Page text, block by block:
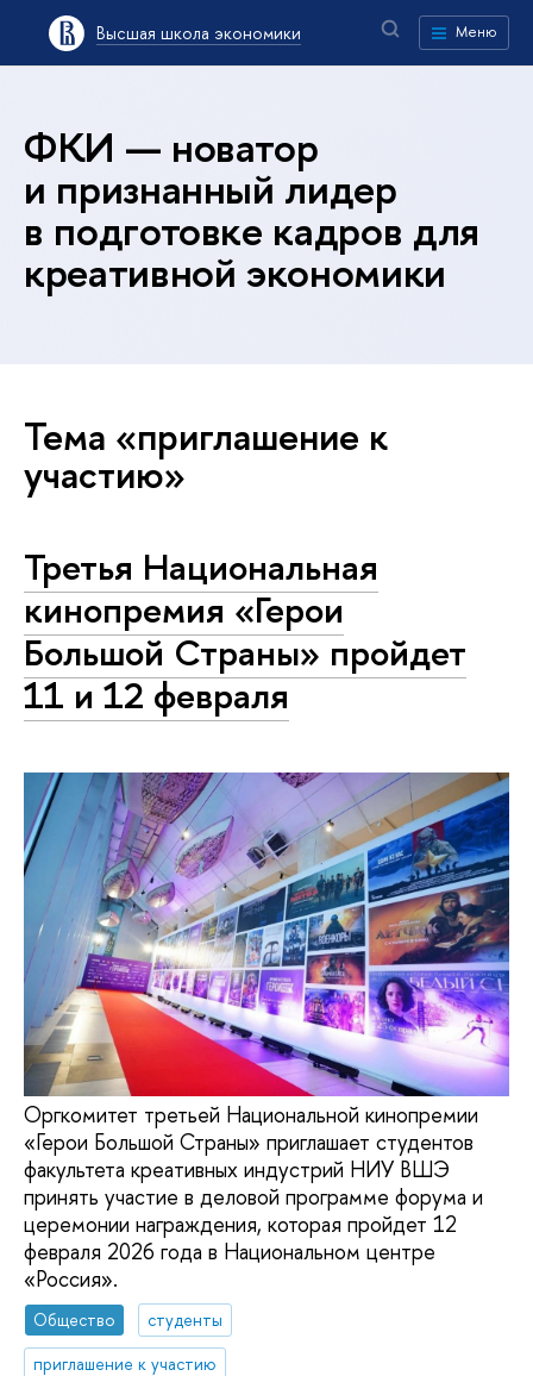
Высшая школа экономики Меню
ФКИ — новатор
и признанный лидер
в подготовке кадров для
креативной экономики
Тема «приглашение к
участию»
Третья Национальная
кинопремия «Герои
Большой Страны» пройдет
11 и 12 февраля
Оргкомитет третьей Национальной кинопремии
«Герои Большой Страны» приглашает студентов
факультета креативных индустрий НИУ ВШЭ
принять участие в деловой программе форума и
церемонии награждения, которая пройдет 12
февраля 2026 года в Национальном центре
«Россия».
Общество
студенты
приглашение к участию